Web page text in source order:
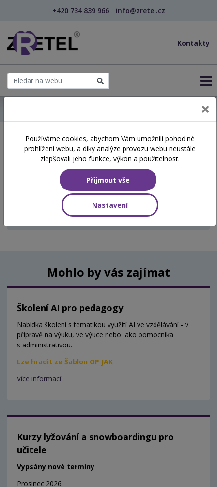
+420 734 839 966 info@zretel.cz
Kontakty
Školení začínající 16. 06.
2026
Aktuálně vypsané termíny
Aktuálně nejsou vypsány žádné termíny.
Mohlo by vás zajímat
Školení AI pro pedagogy
Nabídka školení s tematikou využití AI ve vzdělávání - v
přípravě na výuku, ve výuce nebo jako pomocníka
s administrativou.
Lze hradit ze Šablon OP JAK
Více informací
Kurzy lyžování a snowboardingu pro
učitele
Vypsány nové termíny
Prosinec 2026
Používáme cookies, abychom Vám umožnili pohodlné
prohlížení webu, a díky analýze provozu webu neustále
zlepšovali jeho funkce, výkon a použitelnost.
Přijmout vše
Nastavení